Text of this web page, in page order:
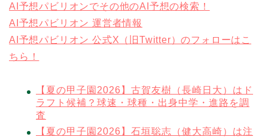
AI予想パビリオンでその他のAI予想の検索！
AI予想パビリオン 運営者情報
AI予想パビリオン 公式X（旧Twitter）のフォローはこ
ちら！
【夏の甲子園2026】古賀友樹（長崎日大）はド
ラフト候補？球速・球種・出身中学・進路を調
査
【夏の甲子園2026】石垣聡志（健大高崎）は注